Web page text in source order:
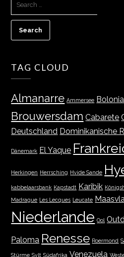
TAG CLOUD
Almanarre Ammersee Bolonia
Brouwersdam Cabarete
Deutschland Dominikanische
Dänemark El Yaque
Herkingen Herrsching Hvide Sande
kabbelaarsbank Kapstadt Karibik
Madrague Les Lecques Leucate
Niederlande Ool
Paloma Renesse Roermond
Stürme Sylt Südafrika Venezuela